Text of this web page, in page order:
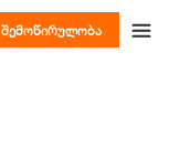
შემოწირულობა